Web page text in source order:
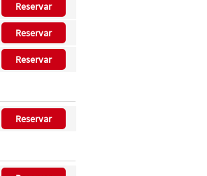
Reservar
Reservar
Reservar
Reservar